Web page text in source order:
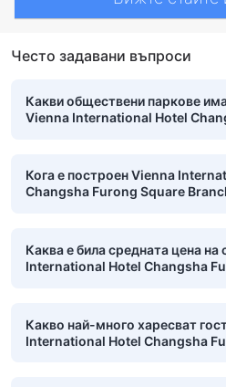
Често задавани въпроси
Какви обществени паркове
Vienna International Hotel
Кога е построен Vienna
Changsha Furong Square
Каква е била средната цена на
International Hotel Changsha
Какво най-много харесват
International Hotel Changsha